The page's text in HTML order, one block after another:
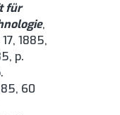
für
,
17, 1885,
p.
60